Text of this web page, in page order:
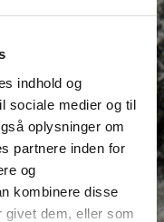
indhold og
sociale medier og til
oplysninger om
partnere inden for
og
kombinere disse
givet dem, eller som